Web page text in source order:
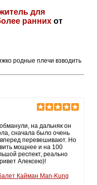
для
ранних от
родные плечи взводить
на дальняк он
сначала было очень
перевешивают. Но
мощнее и на 100
респект, реально
Алексею)!
Кайман Man-Kung